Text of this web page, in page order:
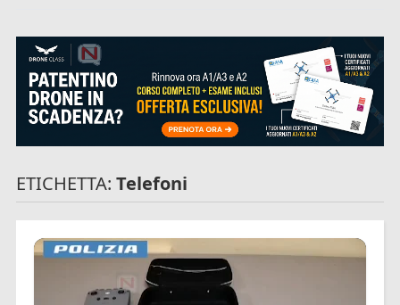
ETICHETTA:Telefoni